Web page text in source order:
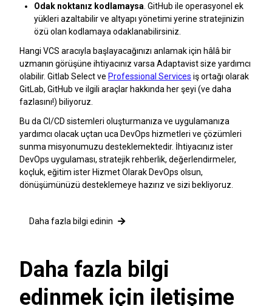
Odak noktanız kodlamaysa . GitHub ile operasyonel ek
yükleri azaltabilir ve altyapı yönetimi yerine stratejinizin
özü olan kodlamaya odaklanabilirsiniz.
Hangi VCS aracıyla başlayacağınızı anlamak için hâlâ bir
uzmanın görüşüne ihtiyacınız varsa Adaptavist size yardımcı
olabilir. Gitlab Select ve Professional Services iş ortağı olarak
GitLab, GitHub ve ilgili araçlar hakkında her şeyi (ve daha
fazlasını!) biliyoruz.
Bu da CI/CD sistemleri oluşturmanıza ve uygulamanıza
yardımcı olacak uçtan uca DevOps hizmetleri ve çözümleri
sunma misyonumuzu desteklemektedir. İhtiyacınız ister
DevOps uygulaması, stratejik rehberlik, değerlendirmeler,
koçluk, eğitim ister Hizmet Olarak DevOps olsun,
dönüşümünüzü desteklemeye hazırız ve sizi bekliyoruz.
Daha fazla bilgi edinin
Daha fazla bilgi
edinmek için iletişime